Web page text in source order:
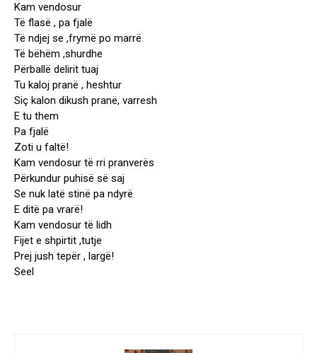
Kam vendosur
Të flasë , pa fjalë
Të ndjej se ,frymë po marrë
Të bëhëm ,shurdhe
Përballë delirit tuaj
Tu kaloj pranë , heshtur
Siç kalon dikush pranë, varresh
E tu them
Pa fjalë
Zoti u faltë!
Kam vendosur të rri pranverës
Përkundur puhisë së saj
Se nuk latë stinë pa ndyrë
E ditë pa vrarë!
Kam vendosur të lidh
Fijet e shpirtit ,tutje
Prej jush tepër , largë!
Seel